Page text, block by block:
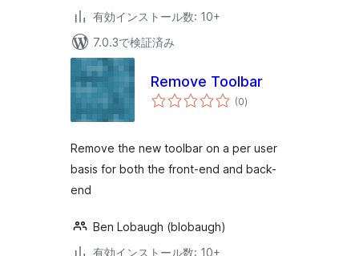
有効インストール数: 10+
7.0.3で検証済み
Remove Toolbar
(0個
の)
Remove the new toolbar on a per user
basis for both the front-end and back-
end
Ben Lobaugh (blobaugh)
有効インストール数: 10+